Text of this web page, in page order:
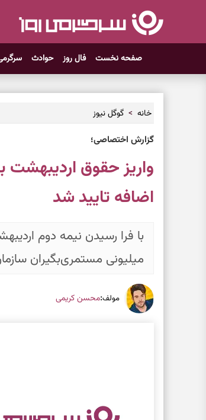
صفحه نخست فال روز حوادث
خانه گوگل نیوز
گزارش اختصاصی؛
واریز حقوق اردیبهشت
اضافه تایید شد
با فرا رسیدن نیمه دوم
میلیونی مستمری‌بگیران
مولف:محسن کریمی